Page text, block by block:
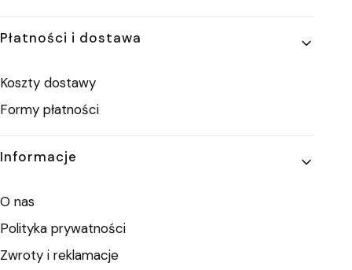
Płatności i dostawa
Koszty dostawy
Formy płatności
Informacje
O nas
Polityka prywatności
Zwroty i reklamacje